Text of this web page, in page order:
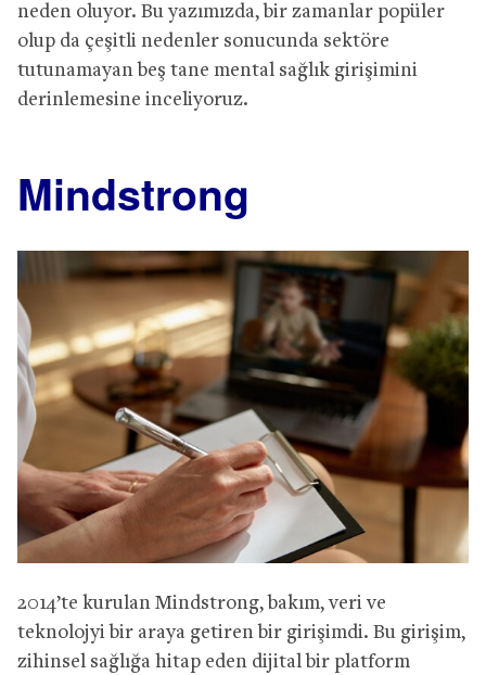
neden oluyor. Bu yazımızda, bir zamanlar popüler
olup da çeşitli nedenler sonucunda sektöre
tutunamayan beş tane mental sağlık girişimini
derinlemesine inceliyoruz.
Mindstrong
2014’te kurulan Mindstrong, bakım, veri ve
teknolojyi bir araya getiren bir girişimdi. Bu girişim,
zihinsel sağlığa hitap eden dijital bir platform